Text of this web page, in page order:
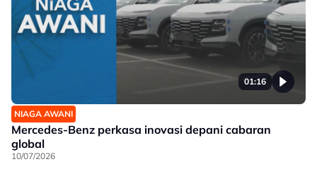
01:16
NIAGA AWANI
Mercedes-Benz perkasa inovasi depani cabaran
global
10/07/2026